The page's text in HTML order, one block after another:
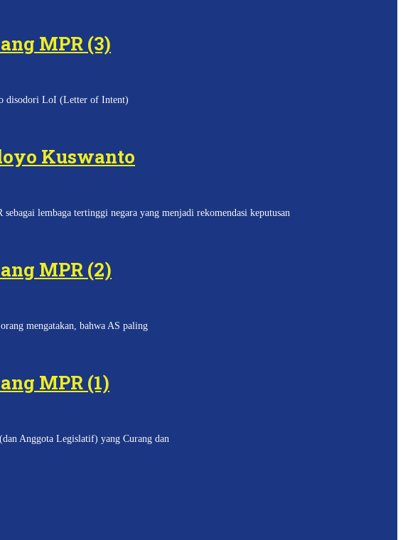
MPR (3)
disodori LoI (Letter of Intent)
Kuswanto
lembaga tertinggi negara yang menjadi rekomendasi keputusan
MPR (2)
mengatakan, bahwa AS paling
MPR (1)
Anggota Legislatif) yang Curang dan